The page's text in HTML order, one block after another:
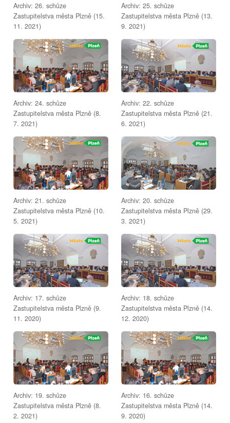
Archiv: 26. schůze
Zastupitelstva města Plzně (15.
11. 2021)
Archiv: 25. schůze
Zastupitelstva města Plzně (13.
9. 2021)
Archiv: 24. schůze
Zastupitelstva města Plzně (8.
7. 2021)
Archiv: 22. schůze
Zastupitelstva města Plzně (21.
6. 2021)
Archiv: 21. schůze
Zastupitelstva města Plzně (10.
5. 2021)
Archiv: 20. schůze
Zastupitelstva města Plzně (29.
3. 2021)
Archiv: 17. schůze
Zastupitelstva města Plzně (9.
11. 2020)
Archiv: 18. schůze
Zastupitelstva města Plzně (14.
12. 2020)
Archiv: 19. schůze
Zastupitelstva města Plzně (8.
2. 2021)
Archiv: 16. schůze
Zastupitelstva města Plzně (14.
9. 2020)